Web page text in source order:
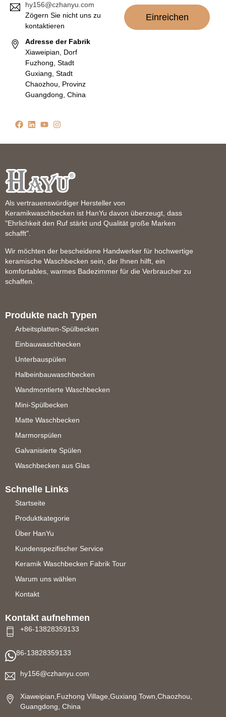
hy156@czhanyu.com
Zögern Sie nicht uns zu
kontaktieren
Adresse der Fabrik
Xiaweipian, Dorf
Fuzhong, Stadt
Guxiang, Stadt
Chaozhou, Provinz
Guangdong, China
Einreichen
Als vertrauenswürdiger Hersteller von
Keramikwaschbecken ist HanYu davon überzeugt, dass
"Ehrlichkeit den Ruf stärkt und Qualität große Marken
schafft".
Wir möchten der bescheidene Handwerker für hochwertige
keramische Waschbecken sein, der Ihnen hilft, ein
komfortables, warmes Badezimmer für die Verbraucher zu
schaffen.
Produkte nach Typen
Arbeitsplatten-Spülbecken
Einbauwaschbecken
Unterbauspülen
Halbeinbauwaschbecken
Wandmontierte Waschbecken
Mini-Spülbecken
Matte Waschbecken
Marmorspülen
Galvanisierte Spülen
Waschbecken aus Glas
Schnelle Links
Startseite
Produktkategorie
Über HanYu
Kundenspezifischer Service
Keramik Waschbecken Fabrik Tour
Warum uns wählen
Kontakt
Kontakt aufnehmen
+86-13828359133
86-13828359133
hy156@czhanyu.com
Xiaweipian,Fuzhong Village,Guxiang Town,Chaozhou,
Guangdong, China